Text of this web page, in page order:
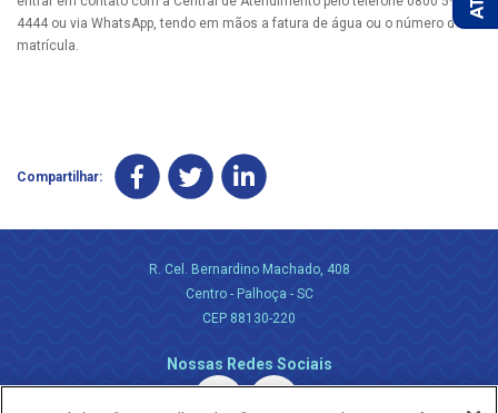
4444 ou via WhatsApp, tendo em mãos a fatura de água ou o número da
matrícula.
Compartilhar:
R. Cel. Bernardino Machado, 408
Centro - Palhoça - SC
CEP 88130-220
Nossas Redes Sociais